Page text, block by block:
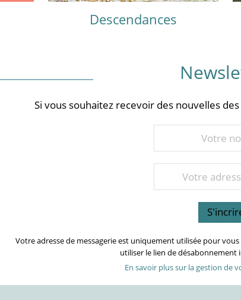
Descendances
Si vous souhaitez recevoir des nouvelles
Votre adresse de messagerie est uniquement utilisée pour
utiliser le lien de désabonnement
En savoir plus sur la gestion de